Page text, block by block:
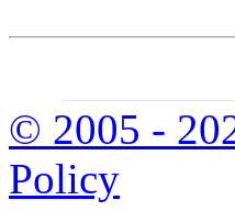
© 2005 -
Policy